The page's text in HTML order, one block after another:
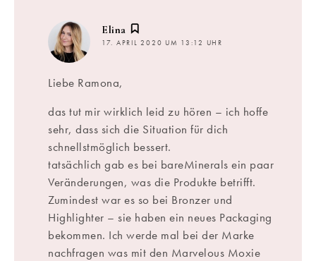
Elina
17. APRIL 2020 UM 13:12 UHR
Liebe Ramona,
das tut mir wirklich leid zu hören – ich hoffe
sehr, dass sich die Situation für dich
schnellstmöglich bessert.
tatsächlich gab es bei bareMinerals ein paar
Veränderungen, was die Produkte betrifft.
Zumindest war es so bei Bronzer und
Highlighter – sie haben ein neues Packaging
bekommen. Ich werde mal bei der Marke
nachfragen was mit den Marvelous Moxie